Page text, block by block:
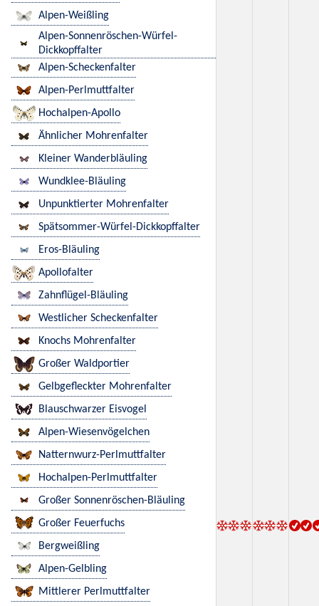
Alpen-Weißling
Alpen-Sonnenröschen-Würfel-
Dickkopffalter
Alpen-Scheckenfalter
Alpen-Perlmuttfalter
Hochalpen-Apollo
Ähnlicher Mohrenfalter
Kleiner Wanderbläuling
Wundklee-Bläuling
Unpunktierter Mohrenfalter
Spätsommer-Würfel-Dickkopffalter
Eros-Bläuling
Apollofalter
Zahnflügel-Bläuling
Westlicher Scheckenfalter
Knochs Mohrenfalter
Großer Waldportier
Gelbgefleckter Mohrenfalter
Blauschwarzer Eisvogel
Alpen-Wiesenvögelchen
Natternwurz-Perlmuttfalter
Hochalpen-Perlmuttfalter
Großer Sonnenröschen-Bläuling
Großer Feuerfuchs
Bergweißling
Alpen-Gelbling
Mittlerer Perlmuttfalter